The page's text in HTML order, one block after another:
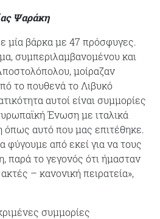
Ψαράκη
μία βάρκα με 47 πρόσφυγες.
συμπεριλαμβανομένου και
μοίραζαν
το πουθενά το Λιβυκό
αυτοί είναι συμμορίες
Ένωση με ιταλικά
όπως αυτό που μας επιτέθηκε.
φύγουμε από εκεί για να τους
παρά το γεγονός ότι ήμασταν
– κανονική πειρατεία»,
συμμορίες